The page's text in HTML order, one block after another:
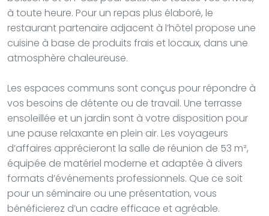
à toute heure. Pour un repas plus élaboré, le
restaurant partenaire adjacent à l’hôtel propose une
cuisine à base de produits frais et locaux, dans une
atmosphère chaleureuse.
Les espaces communs sont conçus pour répondre à
vos besoins de détente ou de travail. Une terrasse
ensoleillée et un jardin sont à votre disposition pour
une pause relaxante en plein air. Les voyageurs
d’affaires apprécieront la salle de réunion de 53 m²,
équipée de matériel moderne et adaptée à divers
formats d’événements professionnels. Que ce soit
pour un séminaire ou une présentation, vous
bénéficierez d’un cadre efficace et agréable.